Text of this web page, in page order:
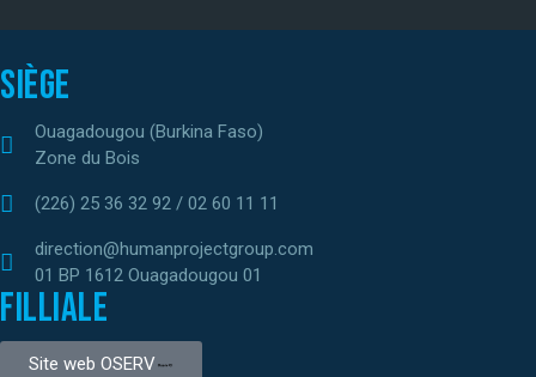
Siège
Ouagadougou (Burkina Faso)
Zone du Bois
(226) 25 36 32 92 / 02 60 11 11
direction@humanprojectgroup.com
01 BP 1612 Ouagadougou 01
Filliale
Site web OSERV